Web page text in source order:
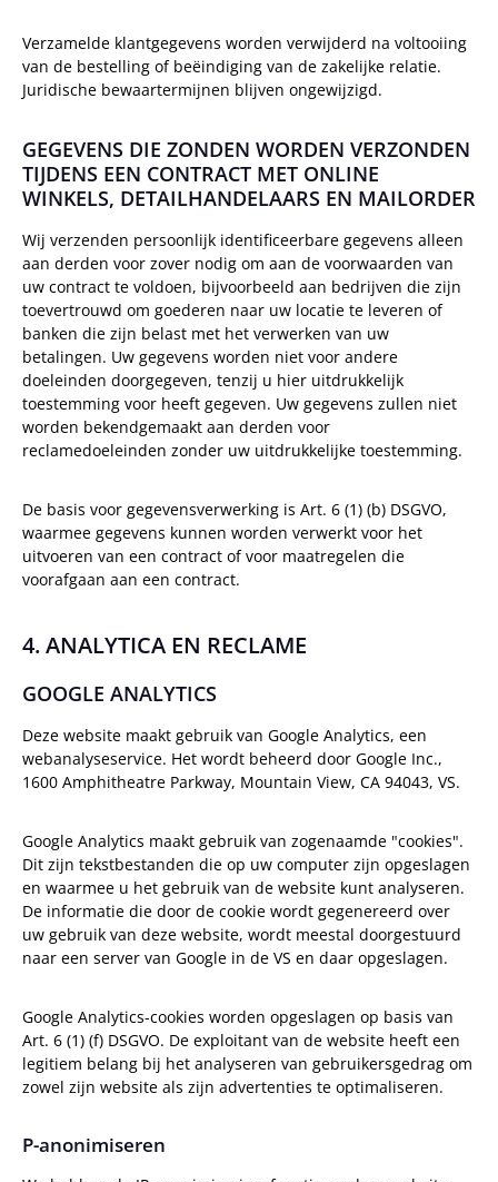
Verzamelde klantgegevens worden verwijderd na voltooiing
van de bestelling of beëindiging van de zakelijke relatie.
Juridische bewaartermijnen blijven ongewijzigd.
GEGEVENS DIE ZONDEN WORDEN VERZONDEN
TIJDENS EEN CONTRACT MET ONLINE
WINKELS, DETAILHANDELAARS EN MAILORDER
Wij verzenden persoonlijk identificeerbare gegevens alleen
aan derden voor zover nodig om aan de voorwaarden van
uw contract te voldoen, bijvoorbeeld aan bedrijven die zijn
toevertrouwd om goederen naar uw locatie te leveren of
banken die zijn belast met het verwerken van uw
betalingen. Uw gegevens worden niet voor andere
doeleinden doorgegeven, tenzij u hier uitdrukkelijk
toestemming voor heeft gegeven. Uw gegevens zullen niet
worden bekendgemaakt aan derden voor
reclamedoeleinden zonder uw uitdrukkelijke toestemming.
De basis voor gegevensverwerking is Art. 6 (1) (b) DSGVO,
waarmee gegevens kunnen worden verwerkt voor het
uitvoeren van een contract of voor maatregelen die
voorafgaan aan een contract.
4. ANALYTICA EN RECLAME
GOOGLE ANALYTICS
Deze website maakt gebruik van Google Analytics, een
webanalyseservice. Het wordt beheerd door Google Inc.,
1600 Amphitheatre Parkway, Mountain View, CA 94043, VS.
Google Analytics maakt gebruik van zogenaamde "cookies".
Dit zijn tekstbestanden die op uw computer zijn opgeslagen
en waarmee u het gebruik van de website kunt analyseren.
De informatie die door de cookie wordt gegenereerd over
uw gebruik van deze website, wordt meestal doorgestuurd
naar een server van Google in de VS en daar opgeslagen.
Google Analytics-cookies worden opgeslagen op basis van
Art. 6 (1) (f) DSGVO. De exploitant van de website heeft een
legitiem belang bij het analyseren van gebruikersgedrag om
zowel zijn website als zijn advertenties te optimaliseren.
P-anonimiseren